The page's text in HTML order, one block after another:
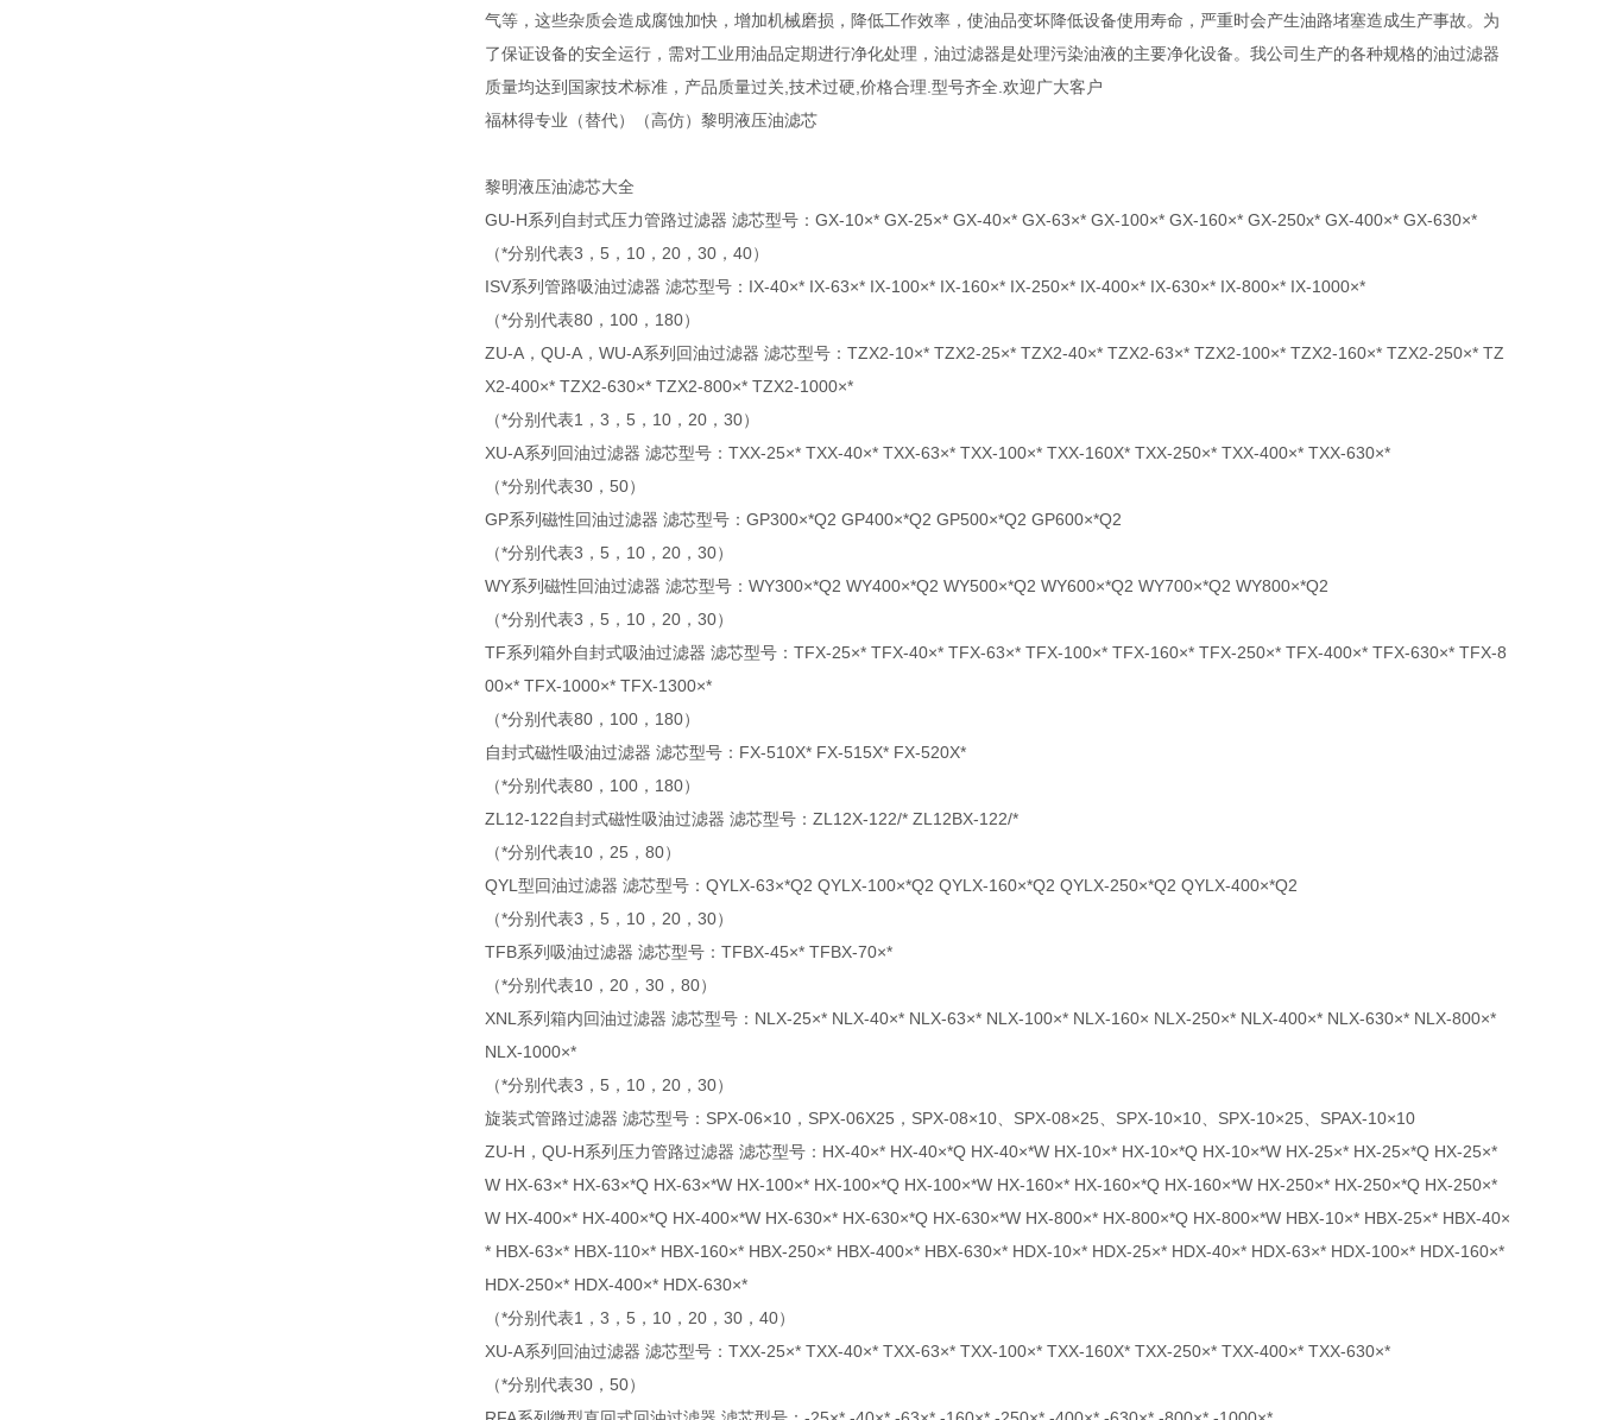
气等，这些杂质会造成腐蚀加快，增加机械磨损，降低工作效率，使油品变坏降低设备使用寿命，严重时会产生油路堵塞造成生产事故。为
了保证设备的安全运行，需对工业用油品定期进行净化处理，油过滤器是处理污染油液的主要净化设备。我公司生产的各种规格的油过滤器
质量均达到国家技术标准，产品质量过关,技术过硬,价格合理.型号齐全.欢迎广大客户
福林得专业（替代）（高仿）黎明液压油滤芯
黎明液压油滤芯大全
GU-H系列自封式压力管路过滤器 滤芯型号：GX-10×* GX-25×* GX-40×* GX-63×* GX-100×* GX-160×* GX-250x* GX-400×* GX-630×*
（*分别代表3，5，10，20，30，40）
ISV系列管路吸油过滤器 滤芯型号：IX-40×* IX-63×* IX-100×* IX-160×* IX-250×* IX-400×* IX-630×* IX-800×* IX-1000×*
（*分别代表80，100，180）
ZU-A，QU-A，WU-A系列回油过滤器 滤芯型号：TZX2-10×* TZX2-25×* TZX2-40×* TZX2-63×* TZX2-100×* TZX2-160×* TZX2-250×* TZ
X2-400×* TZX2-630×* TZX2-800×* TZX2-1000×*
（*分别代表1，3，5，10，20，30）
XU-A系列回油过滤器 滤芯型号：TXX-25×* TXX-40×* TXX-63×* TXX-100×* TXX-160X* TXX-250×* TXX-400×* TXX-630×*
（*分别代表30，50）
GP系列磁性回油过滤器 滤芯型号：GP300×*Q2 GP400×*Q2 GP500×*Q2 GP600×*Q2
（*分别代表3，5，10，20，30）
WY系列磁性回油过滤器 滤芯型号：WY300×*Q2 WY400×*Q2 WY500×*Q2 WY600×*Q2 WY700×*Q2 WY800×*Q2
（*分别代表3，5，10，20，30）
TF系列箱外自封式吸油过滤器 滤芯型号：TFX-25×* TFX-40×* TFX-63×* TFX-100×* TFX-160×* TFX-250×* TFX-400×* TFX-630×* TFX-8
00×* TFX-1000×* TFX-1300×*
（*分别代表80，100，180）
自封式磁性吸油过滤器 滤芯型号：FX-510X* FX-515X* FX-520X*
（*分别代表80，100，180）
ZL12-122自封式磁性吸油过滤器 滤芯型号：ZL12X-122/* ZL12BX-122/*
（*分别代表10，25，80）
QYL型回油过滤器 滤芯型号：QYLX-63×*Q2 QYLX-100×*Q2 QYLX-160×*Q2 QYLX-250×*Q2 QYLX-400×*Q2
（*分别代表3，5，10，20，30）
TFB系列吸油过滤器 滤芯型号：TFBX-45×* TFBX-70×*
（*分别代表10，20，30，80）
XNL系列箱内回油过滤器 滤芯型号：NLX-25×* NLX-40×* NLX-63×* NLX-100×* NLX-160× NLX-250×* NLX-400×* NLX-630×* NLX-800×*
NLX-1000×*
（*分别代表3，5，10，20，30）
旋装式管路过滤器 滤芯型号：SPX-06×10，SPX-06X25，SPX-08×10、SPX-08×25、SPX-10×10、SPX-10×25、SPAX-10×10
ZU-H，QU-H系列压力管路过滤器 滤芯型号：HX-40×* HX-40×*Q HX-40×*W HX-10×* HX-10×*Q HX-10×*W HX-25×* HX-25×*Q HX-25×*
W HX-63×* HX-63×*Q HX-63×*W HX-100×* HX-100×*Q HX-100×*W HX-160×* HX-160×*Q HX-160×*W HX-250×* HX-250×*Q HX-250×*
W HX-400×* HX-400×*Q HX-400×*W HX-630×* HX-630×*Q HX-630×*W HX-800×* HX-800×*Q HX-800×*W HBX-10×* HBX-25×* HBX-40×
* HBX-63×* HBX-110×* HBX-160×* HBX-250×* HBX-400×* HBX-630×* HDX-10×* HDX-25×* HDX-40×* HDX-63×* HDX-100×* HDX-160×*
HDX-250×* HDX-400×* HDX-630×*
（*分别代表1，3，5，10，20，30，40）
XU-A系列回油过滤器 滤芯型号：TXX-25×* TXX-40×* TXX-63×* TXX-100×* TXX-160X* TXX-250×* TXX-400×* TXX-630×*
（*分别代表30，50）